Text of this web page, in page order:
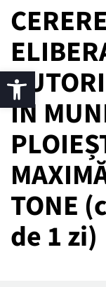
ÎN
TONE
de 1 zi)